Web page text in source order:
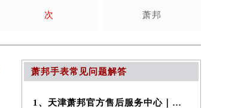
次
萧邦
萧邦手表常见问题解答
1、天津萧邦官方售后服务中心｜最新地址及官方售后电话权威信息公示（20